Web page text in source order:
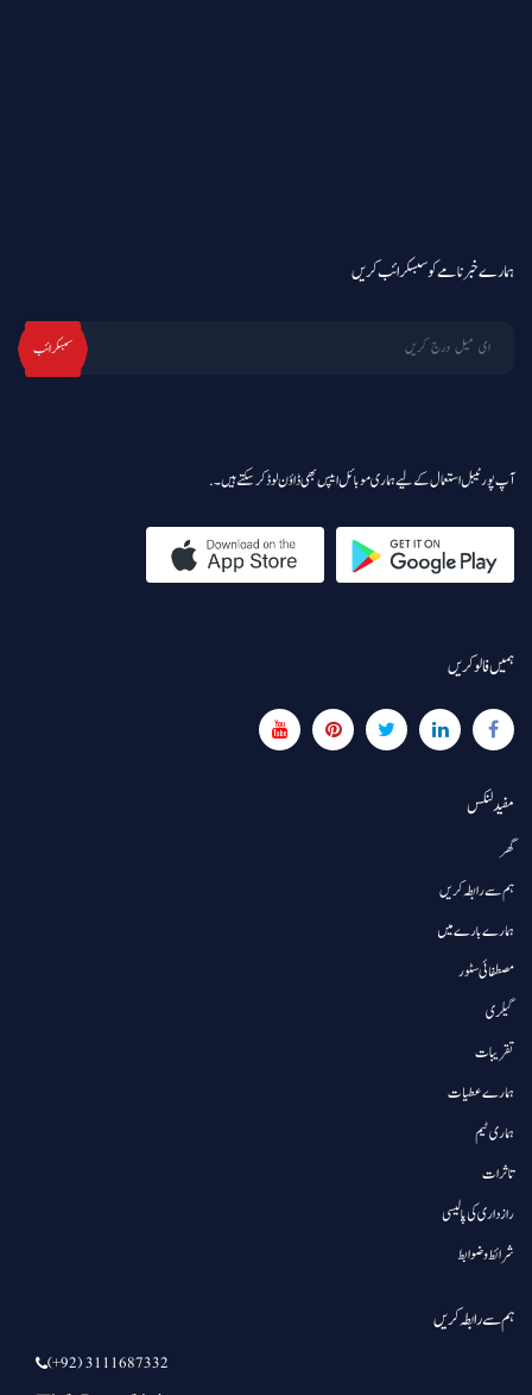
ہمارے خبرنامے کو سبسکرائب کریں
سبسکرائب
آپ پورٹیبل استعمال کے لیے ہماری موبائل ایپس بھی ڈاؤن لوڈ کر سکتے ہیں۔.
ہمیں فالو کریں
مفید لنکس
گھر
ہم سے رابطہ کریں
ہمارے بارے میں
مصطفائی سٹور
گیلری
تقریبات
ہمارے عطیات
ہماری ٹیم
تاثرات
رازداری کی پالیسی
شرائط و ضوابط
ہم سے رابطہ کریں
(+92) 3111687332